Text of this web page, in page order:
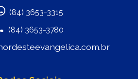
(84) 3653-3315
(84) 3653-3780